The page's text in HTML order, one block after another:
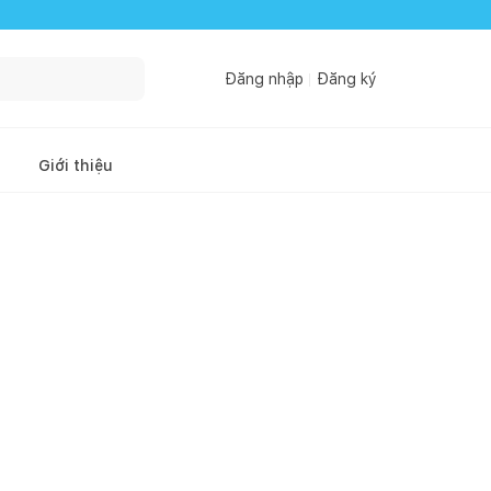
Đăng nhập Đăng ký
Giới thiệu